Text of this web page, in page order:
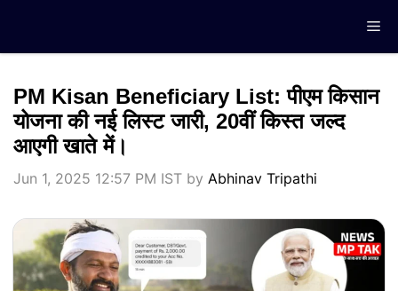
content
PM Kisan Beneficiary List: पीएम किसान
योजना की नई लिस्ट जारी, 20वीं किस्त जल्द
आएगी खाते में।
Jun 1, 2025 12:57 PM IST by Abhinav Tripathi